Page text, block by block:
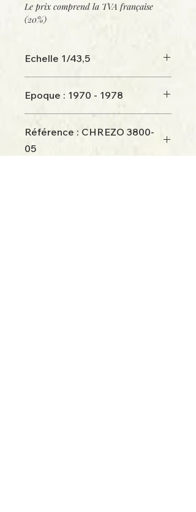
Le prix comprend la TVA française
(20%)
Echelle 1/43,5
Epoque : 1970 - 1978
Référence : CHREZO 3800-
05